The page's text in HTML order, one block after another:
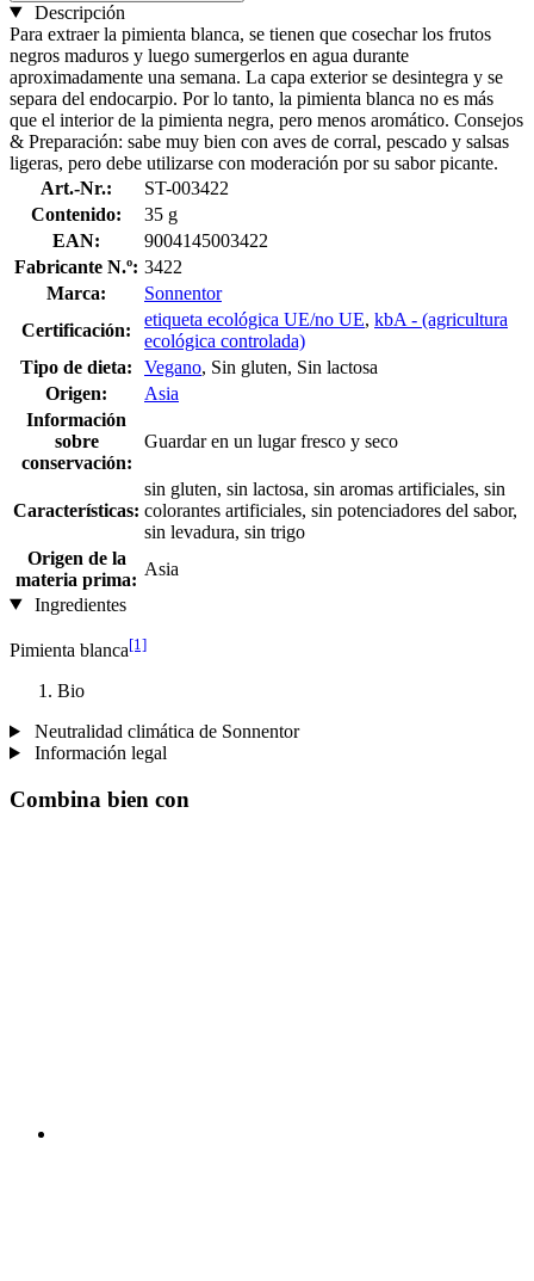
Descripción
Para extraer la pimienta blanca, se tienen que cosechar los frutos
negros maduros y luego sumergerlos en agua durante
aproximadamente una semana. La capa exterior se desintegra y se
separa del endocarpio. Por lo tanto, la pimienta blanca no es más
que el interior de la pimienta negra, pero menos aromático. Consejos
& Preparación: sabe muy bien con aves de corral, pescado y salsas
ligeras, pero debe utilizarse con moderación por su sabor picante.
Art.-Nr.:
ST-003422
Contenido:
35 g
EAN:
9004145003422
Fabricante N.º: 3422
Marca:
Sonnentor
Certificación:
etiqueta ecológica UE/no UE, kbA - (agricultura
ecológica controlada)
Tipo de dieta:
Vegano, Sin gluten, Sin lactosa
Origen:
Asia
Información
sobre
conservación:
Guardar en un lugar fresco y seco
Características:
sin gluten, sin lactosa, sin aromas artificiales, sin
colorantes artificiales, sin potenciadores del sabor,
sin levadura, sin trigo
Origen de la
materia prima:
Asia
Ingredientes
Pimienta blanca[1]
Bio
Neutralidad climática de Sonnentor
Información legal
Combina bien con